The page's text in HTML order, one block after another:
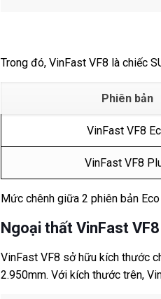
Trong đó, VinFast VF8 là chiếc
Phiên bản
VinFast VF8
VinFast VF8
Mức chênh giữa 2 phiên bản
Ngoại thất VinFast
VinFast VF8 sở hữu kích thước
2.950mm. Với kích thước trên,